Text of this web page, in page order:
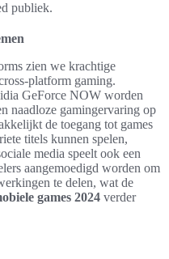
publiek.
zien we krachtige
platform gaming.
GeForce NOW worden
naadloze gamingervaring op
de toegang tot games
titels kunnen spelen,
media speelt ook een
aangemoedigd worden om
te delen, wat de
games 2024 verder